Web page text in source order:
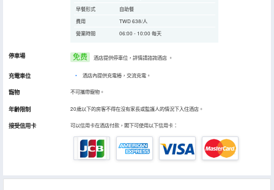
早餐形式
自助餐
費用
TWD 638/人
營業時間
06:00 - 10:00 每天
停車場 免费 酒店提供停車位，詳情請諮詢酒店 。
充電車位 • 酒店內提供充電樁，交流充電。
寵物 不可攜帶寵物。
年齡限制 20歲以下的房客不得在沒有家長或監護人的情況下入住酒店。
接受信用卡 可以信用卡在酒店付款，閣下可使用以下信用卡：